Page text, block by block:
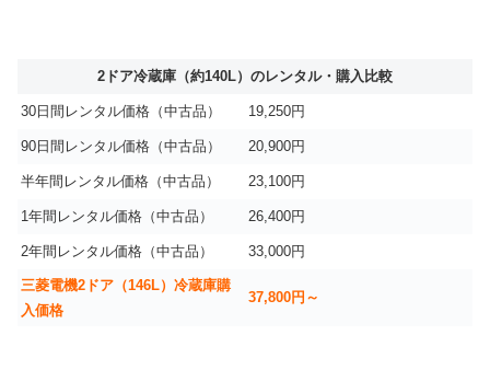
2ドア冷蔵庫（約140L）のレンタル・購入比較
30日間レンタル価格（中古品） 19,250円
90日間レンタル価格（中古品） 20,900円
半年間レンタル価格（中古品） 23,100円
1年間レンタル価格（中古品） 26,400円
2年間レンタル価格（中古品） 33,000円
三菱電機2ドア（146L）冷蔵庫購
入価格
37,800円～